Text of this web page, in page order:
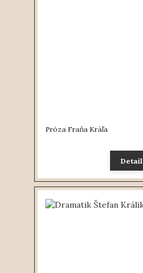
Próza Fraňa Kráľa
Detail